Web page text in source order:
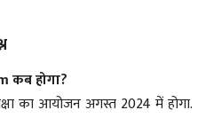
कब होगा?
का आयोजन अगस्त 2024 में होगा.